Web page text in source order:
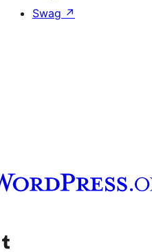
Swag ↗
kanál YouTube
Navštívte náš účet na platforme Tumblr